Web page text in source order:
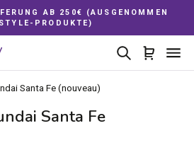
Pause
AB 250€ (AUSGENOMMEN
PRODUKTE)
Suche
Santa Fe (nouveau)
Santa Fe